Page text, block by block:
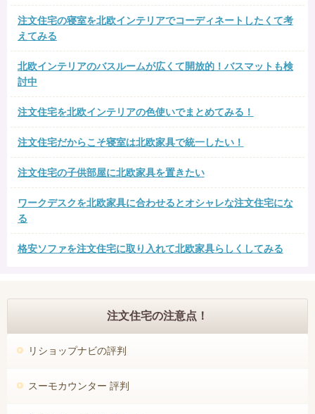
注文住宅の寝室を北欧インテリアでコーディネートしたくて考
えてみる
北欧インテリアのバスルームが広くて開放的！バスマットも検
討中
注文住宅を北欧インテリアの色使いでまとめてみる！
注文住宅だからこそ寝室は北欧家具で統一したい！
注文住宅の子供部屋に北欧家具を置きたい
ワークデスクを北欧家具に合わせるとオシャレな注文住宅にな
る
格安ソファを注文住宅に取り入れて北欧家具らしくしてみる
注文住宅の注意点！
リショップナビの評判
スーモカウンター 評判